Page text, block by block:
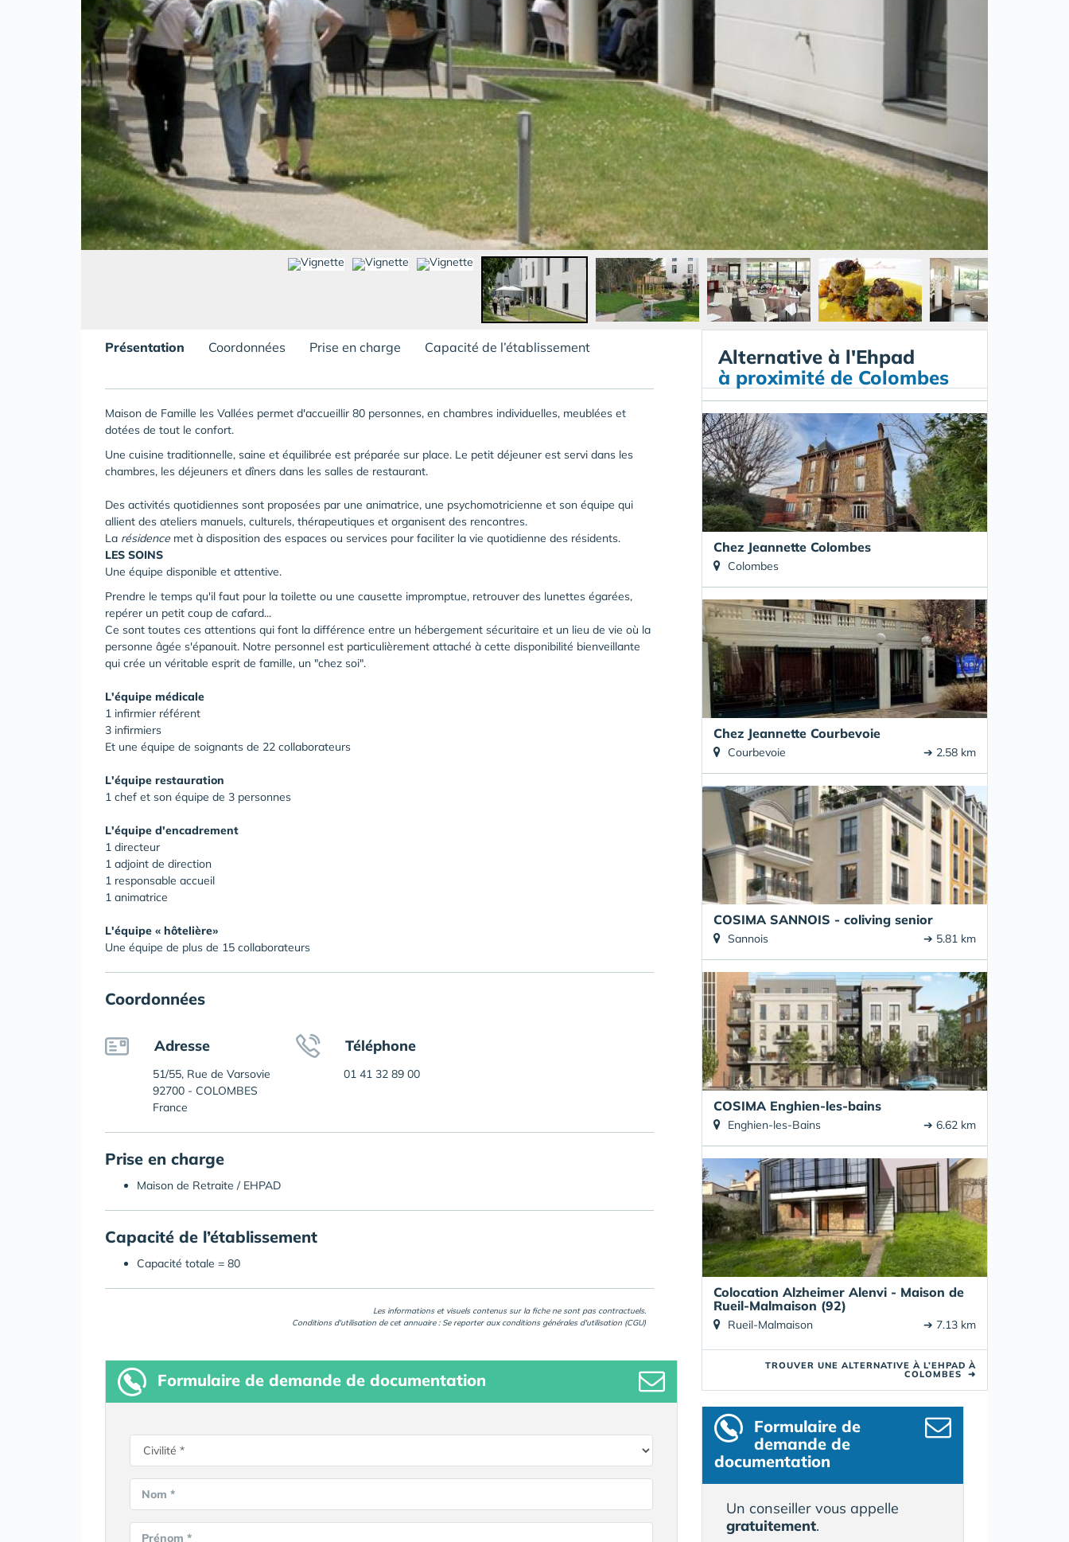
Présentation Coordonnées Prise en charge Capacité de l’établissement
Maison de Famille les Vallées permet d'accueillir 80 personnes, en chambres individuelles, meublées et
dotées de tout le confort.
Une cuisine traditionnelle, saine et équilibrée est préparée sur place. Le petit déjeuner est servi dans les
chambres, les déjeuners et dîners dans les salles de restaurant.
Des activités quotidiennes sont proposées par une animatrice, une psychomotricienne et son équipe qui
allient des ateliers manuels, culturels, thérapeutiques et organisent des rencontres.
La résidence met à disposition des espaces ou services pour faciliter la vie quotidienne des résidents.
LES SOINS
Une équipe disponible et attentive.
Prendre le temps qu'il faut pour la toilette ou une causette impromptue, retrouver des lunettes égarées,
repérer un petit coup de cafard...
Ce sont toutes ces attentions qui font la différence entre un hébergement sécuritaire et un lieu de vie où la
personne âgée s'épanouit. Notre personnel est particulièrement attaché à cette disponibilité bienveillante
qui crée un véritable esprit de famille, un "chez soi".
L'équipe médicale
1 infirmier référent
3 infirmiers
Et une équipe de soignants de 22 collaborateurs
L'équipe restauration
1 chef et son équipe de 3 personnes
L'équipe d'encadrement
1 directeur
1 adjoint de direction
1 responsable accueil
1 animatrice
L'équipe « hôtelière»
Une équipe de plus de 15 collaborateurs
Coordonnées
Adresse
51/55, Rue de Varsovie
92700 - COLOMBES
France
Téléphone
01 41 32 89 00
Prise en charge
Maison de Retraite / EHPAD
Capacité de l’établissement
Capacité totale = 80
Les informations et visuels contenus sur la fiche ne sont pas contractuels.
Conditions d'utilisation de cet annuaire : Se reporter aux conditions générales d'utilisation (CGU)
Formulaire de demande de documentation
Nom *
Prénom *
Alternative à l'Ehpad
à proximité de Colombes
Chez Jeannette Colombes
Colombes
Chez Jeannette Courbevoie
Courbevoie ➔ 2.58 km
COSIMA SANNOIS - coliving senior
Sannois ➔ 5.81 km
COSIMA Enghien-les-bains
Enghien-les-Bains ➔ 6.62 km
Colocation Alzheimer Alenvi - Maison de
Rueil-Malmaison (92)
Rueil-Malmaison ➔ 7.13 km
TROUVER UNE ALTERNATIVE À L’EHPAD À
COLOMBES ➜
Formulaire de
demande de
documentation
Un conseiller vous appelle
gratuitement.